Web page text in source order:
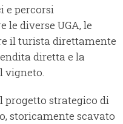
e percorsi
le diverse UGA, le
il turista direttamente
diretta e la
vigneto.
progetto strategico di
storicamente scavato